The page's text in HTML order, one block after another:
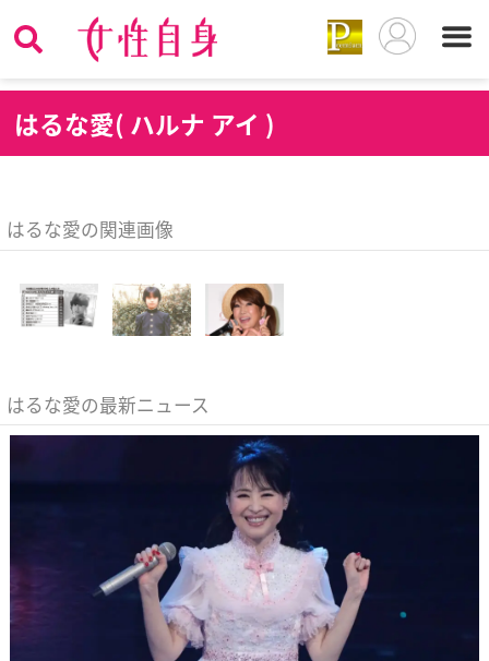
はるな愛( ハルナ アイ )
はるな愛の関連画像
はるな愛の最新ニュース